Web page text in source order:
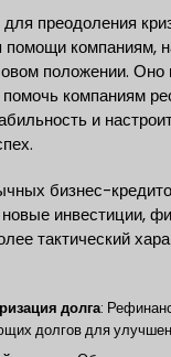
преодоления
помощи компаниям,
положении. Оно
компаниям
и
бизнес-
инвестиции,
тактический
долга:
долгов для